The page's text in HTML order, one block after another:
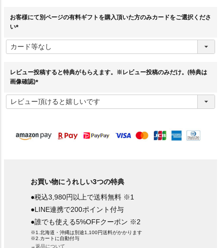
お客様にて別ページの有料ギフトを購入頂いた方のみカードをご選択くださ
い
必
須
レビュー投稿すると特典がもらえます。※レビュー投稿のみだけ。(特典は
画像確認)
必
須
お買い物にうれしい3つの特典
●税込3,980円以上で送料無料 ※1
●LINE連携で200ポイント付与
●誰でも使える5%OFFクーポン ※2
※1.北海道・沖縄は別途1,100円送料がかかります
※2.カートに自動付与
→返品について